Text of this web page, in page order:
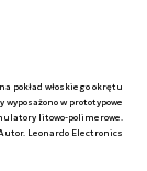
pokład włoskiego okrętu
w prototypowe
litowo-polimerowe.
Leonardo Electronics